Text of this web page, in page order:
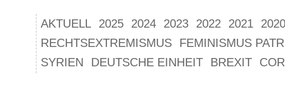
AKTUELL 2025 2024 2023 2022 2021 2020
RECHTSEXTREMISMUS
FEMINISMUS
SYRIEN
DEUTSCHE EINHEIT BREXIT